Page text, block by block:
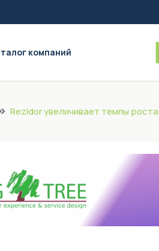
компаний
Rezidor увеличивает темпы